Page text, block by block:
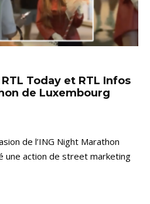
Today et RTL Infos
de Luxembourg
de l’ING Night Marathon
une action de street marketing